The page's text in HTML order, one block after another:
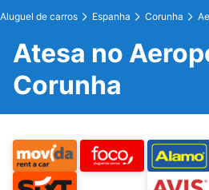
Aluguel de carros Espanha Corunha
Atesa no
Corunha